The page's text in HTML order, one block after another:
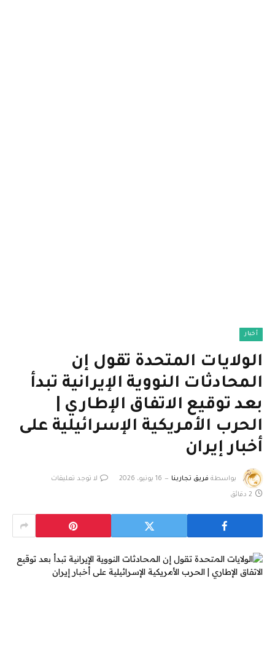
أخبار
الولايات المتحدة تقول إن
المحادثات النووية الإيرانية تبدأ
بعد توقيع الاتفاق الإطاري |
الحرب الأمريكية الإسرائيلية على
أخبار إيران
بواسطة فريق تجاربنا 16 يونيو، 2026 لا توجد تعليقات
2 دقائق